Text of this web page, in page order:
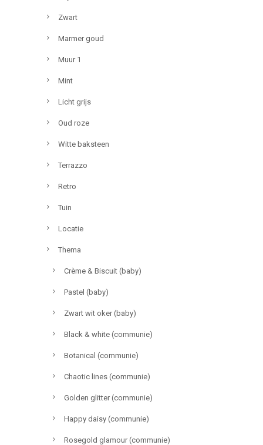
Zwart
Marmer goud
Muur 1
Mint
Licht grijs
Oud roze
Witte baksteen
Terrazzo
Retro
Tuin
Locatie
Thema
Crème & Biscuit (baby)
Pastel (baby)
Zwart wit oker (baby)
Black & white (communie)
Botanical (communie)
Chaotic lines (communie)
Golden glitter (communie)
Happy daisy (communie)
Rosegold glamour (communie)